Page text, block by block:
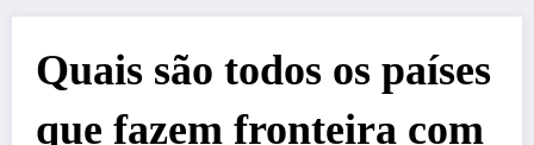
Quais são todos os países
que fazem fronteira com